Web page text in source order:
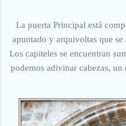
La puerta Principal está
apuntado y arquivoltas que se
Los capiteles se encuentran
podemos adivinar cabezas, un